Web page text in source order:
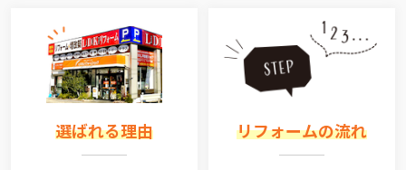
選ばれる理由 リフォームの流れ